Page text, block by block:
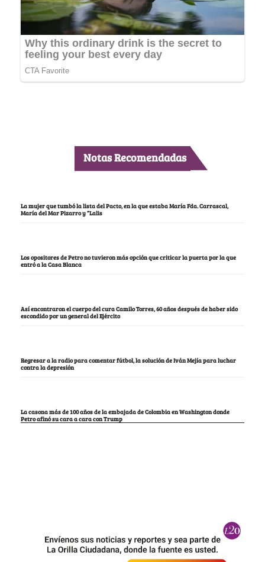
Notas Recomendadas
La mujer que tumbó la lista del Pacto, en la que estaba María Fda. Carrascal,
María del Mar Pizarro y “Lalis
Los opositores de Petro no tuvieron más opción que criticar la puerta por la que
entró a la Casa Blanca
Así encontraron el cuerpo del cura Camilo Torres, 60 años después de haber sido
escondido por un general del Ejército
Regresar a la radio para comentar fútbol, la solución de Iván Mejía para luchar
contra la depresión
La casona más de 100 años de la embajada de Colombia en Washington donde
Petro afinó su cara a cara con Trump